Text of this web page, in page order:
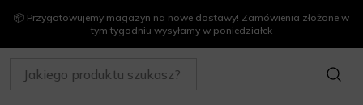
📦 Przygotowujemy magazyn na nowe dostawy! Zamówienia złożone w
tym tygodniu wysyłamy w poniedziałek
SZUKAJ